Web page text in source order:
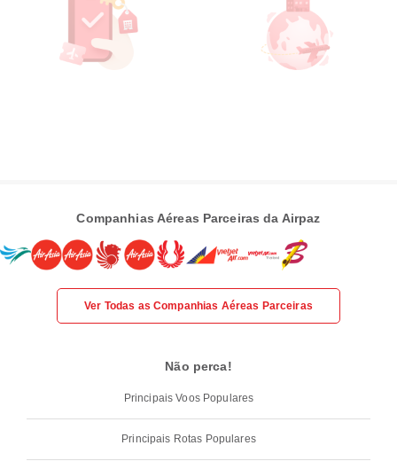
Companhias Aéreas Parceiras da Airpaz
Ver Todas as Companhias Aéreas Parceiras
Não perca!
Principais Voos Populares
Principais Rotas Populares